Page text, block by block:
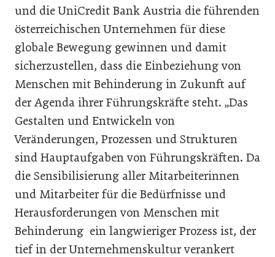
und die UniCredit Bank Austria die führenden
österreichischen Unternehmen für diese
globale Bewegung gewinnen und damit
sicherzustellen, dass die Einbeziehung von
Menschen mit Behinderung in Zukunft auf
der Agenda ihrer Führungskräfte steht. „Das
Gestalten und Entwickeln von
Veränderungen, Prozessen und Strukturen
sind Hauptaufgaben von Führungskräften. Da
die Sensibilisierung aller Mitarbeiterinnen
und Mitarbeiter für die Bedürfnisse und
Herausforderungen von Menschen mit
Behinderung ein langwieriger Prozess ist, der
tief in der Unternehmenskultur verankert